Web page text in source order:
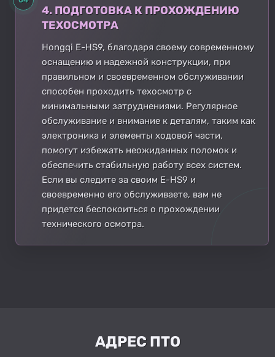
4. ПОДГОТОВКА К ПРОХОЖДЕНИЮ
ТЕХОСМОТРА
Hongqi E-HS9, благодаря своему современному
оснащению и надежной конструкции, при
правильном и своевременном обслуживании
способен проходить техосмотр с
минимальными затруднениями. Регулярное
обслуживание и внимание к деталям, таким как
электроника и элементы ходовой части,
помогут избежать неожиданных поломок и
обеспечить стабильную работу всех систем.
Если вы следите за своим E-HS9 и
своевременно его обслуживаете, вам не
придется беспокоиться о прохождении
технического осмотра.
АДРЕС ПТО